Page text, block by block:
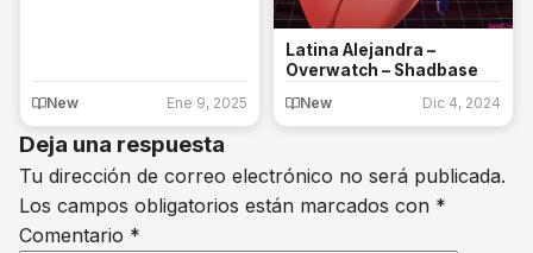
New Ene 9, 2025
Latina Alejandra –
Overwatch – Shadbase
New Dic 4, 2024
Deja una respuesta
Tu dirección de correo electrónico no será publicada.
Los campos obligatorios están marcados con *
Comentario *